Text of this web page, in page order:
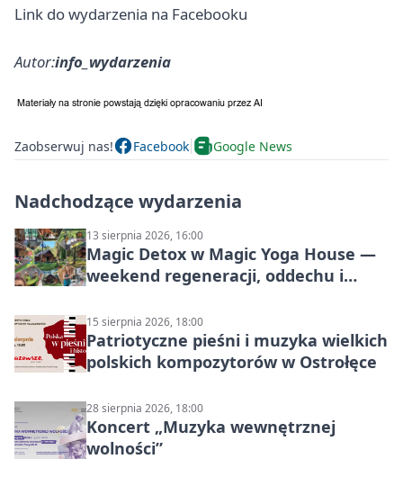
Link do wydarzenia na Facebooku
Autor:info_wydarzenia
Zaobserwuj nas! Facebook Google News
Nadchodzące wydarzenia
13 sierpnia 2026, 16:00
Magic Detox w Magic Yoga House —
weekend regeneracji, oddechu i
15 sierpnia 2026, 18:00
Patriotyczne pieśni i muzyka wielkich
polskich kompozytorów w Ostrołęce
28 sierpnia 2026, 18:00
Koncert „Muzyka wewnętrznej
wolności”